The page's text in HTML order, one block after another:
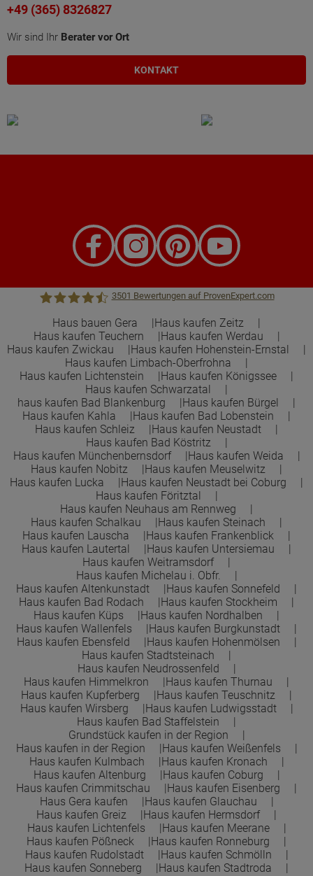
+49 (365) 8326827
Wir sind Ihr Berater vor Ort
KONTAKT
Town &Country Haus Lizenzgeber GmbH
3501 Bewertungen auf ProvenExpert.com
Haus bauen Gera
Haus kaufen Zeitz
Haus kaufen Teuchern
Haus kaufen Werdau
Haus kaufen Zwickau
Haus kaufen Hohenstein-Ernstal
Haus kaufen Limbach-Oberfrohna
Haus kaufen Lichtenstein
Haus kaufen Königssee
Haus kaufen Schwarzatal
haus kaufen Bad Blankenburg
Haus kaufen Bürgel
Haus kaufen Kahla
Haus kaufen Bad Lobenstein
Haus kaufen Schleiz
Haus kaufen Neustadt
Haus kaufen Bad Köstritz
Haus kaufen Münchenbernsdorf
Haus kaufen Weida
Haus kaufen Nobitz
Haus kaufen Meuselwitz
Haus kaufen Lucka
Haus kaufen Neustadt bei Coburg
Haus kaufen Föritztal
Haus kaufen Neuhaus am Rennweg
Haus kaufen Schalkau
Haus kaufen Steinach
Haus kaufen Lauscha
Haus kaufen Frankenblick
Haus kaufen Lautertal
Haus kaufen Untersiemau
Haus kaufen Weitramsdorf
Haus kaufen Michelau i. Obfr.
Haus kaufen Altenkunstadt
Haus kaufen Sonnefeld
Haus kaufen Bad Rodach
Haus kaufen Stockheim
Haus kaufen Küps
Haus kaufen Nordhalben
Haus kaufen Wallenfels
Haus kaufen Burgkunstadt
Haus kaufen Ebensfeld
Haus kaufen Hohenmölsen
Haus kaufen Stadtsteinach
Haus kaufen Neudrossenfeld
Haus kaufen Himmelkron
Haus kaufen Thurnau
Haus kaufen Kupferberg
Haus kaufen Teuschnitz
Haus kaufen Wirsberg
Haus kaufen Ludwigsstadt
Haus kaufen Bad Staffelstein
Grundstück kaufen in der Region
Haus kaufen in der Region
Haus kaufen Weißenfels
Haus kaufen Kulmbach
Haus kaufen Kronach
Haus kaufen Altenburg
Haus kaufen Coburg
Haus kaufen Crimmitschau
Haus kaufen Eisenberg
Haus Gera kaufen
Haus kaufen Glauchau
Haus kaufen Greiz
Haus kaufen Hermsdorf
Haus kaufen Lichtenfels
Haus kaufen Meerane
Haus kaufen Pößneck
Haus kaufen Ronneburg
Haus kaufen Rudolstadt
Haus kaufen Schmölln
Haus kaufen Sonneberg
Haus kaufen Stadtroda